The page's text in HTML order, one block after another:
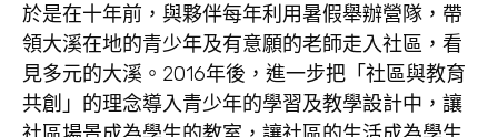
於是在十年前，與夥伴每年利用暑假舉辦營隊，帶
領大溪在地的青少年及有意願的老師走入社區，看
見多元的大溪。2016年後，進一步把「社區與教育
共創」的理念導入青少年的學習及教學設計中，讓